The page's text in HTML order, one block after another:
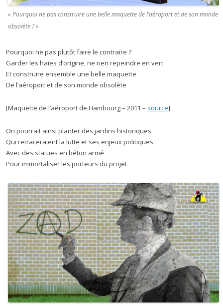
« Pourquoi ne pas construire une belle maquette de l’aéroport et de son monde
obsolète ? »
Pourquoi ne pas plutôt faire le contraire ?
Garder les haies d’origine, ne rien repeindre en vert
Et construire ensemble une belle maquette
De l’aéroport et de son monde obsolète
[Maquette de l’aéroport de Hambourg – 2011 – source]
On pourrait ainsi planter des jardins historiques
Qui retraceraient la lutte et ses enjeux politiques
Avec des statues en béton armé
Pour immortaliser les porteurs du projet